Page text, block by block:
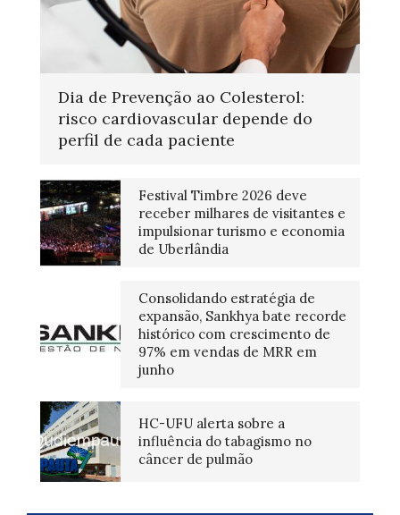
Dia de Prevenção ao Colesterol:
risco cardiovascular depende do
perfil de cada paciente
Festival Timbre 2026 deve
receber milhares de visitantes e
impulsionar turismo e economia
de Uberlândia
Consolidando estratégia de
expansão, Sankhya bate recorde
histórico com crescimento de
97% em vendas de MRR em
junho
HC-UFU alerta sobre a
influência do tabagismo no
câncer de pulmão